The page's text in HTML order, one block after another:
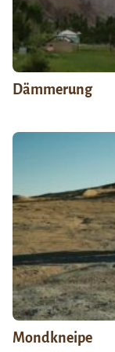
Dämmerung
Mondkneipe